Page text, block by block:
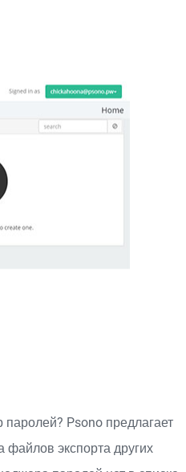
Psono предлагает
файлов экспорта других